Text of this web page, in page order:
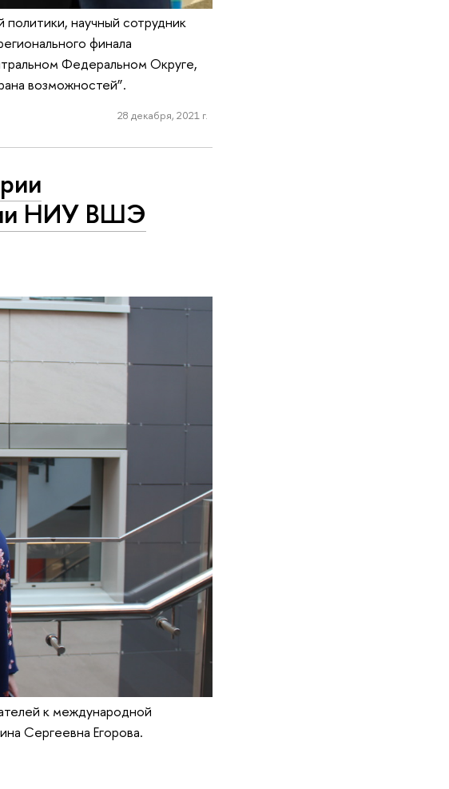
научный сотрудник
финала
Федеральном Округе,
возможностей”.
28 декабря, 2021 г.
НИУ ВШЭ
к международной
Сергеевна Егорова.